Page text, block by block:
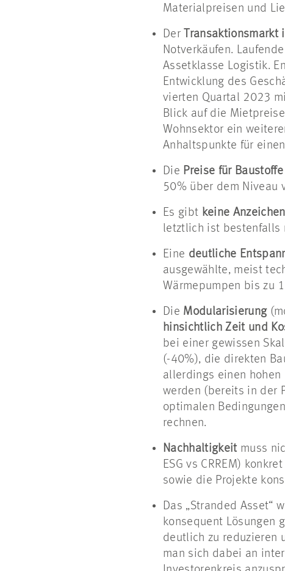
Materialpreisen und
Der Transaktionsmarkt
Notverkäufen.
Assetklasse Logistik.
Entwicklung des
vierten Quartal 2023
Blick auf die
Wohnsektor ein
Anhaltspunkte für
Die Preise für Baustoffe
50% über dem Niveau
Es gibt keine Anzeichen
letztlich ist bestenfalls
Eine deutliche
ausgewählte, meist
Wärmepumpen bis zu
Die Modularisierung
hinsichtlich Zeit und
bei einer gewissen
(-40%), die direkten
allerdings einen
werden (bereits in der
optimalen
rechnen.
Nachhaltigkeit muss
ESG vs CRREM)
sowie die Projekte
Das „Stranded Asset“
konsequent Lösungen
deutlich zu reduzieren
man sich dabei an